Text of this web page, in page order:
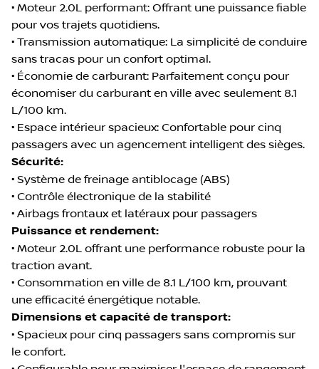
• Moteur 2.0L performant: Offrant une puissance fiable
pour vos trajets quotidiens.
• Transmission automatique: La simplicité de conduire
sans tracas pour un confort optimal.
• Économie de carburant: Parfaitement conçu pour
économiser du carburant en ville avec seulement 8.1
L/100 km.
• Espace intérieur spacieux: Confortable pour cinq
passagers avec un agencement intelligent des sièges.
Sécurité:
• Système de freinage antiblocage (ABS)
• Contrôle électronique de la stabilité
• Airbags frontaux et latéraux pour passagers
Puissance et rendement:
• Moteur 2.0L offrant une performance robuste pour la
traction avant.
• Consommation en ville de 8.1 L/100 km, prouvant
une efficacité énergétique notable.
Dimensions et capacité de transport:
• Spacieux pour cinq passagers sans compromis sur
le confort.